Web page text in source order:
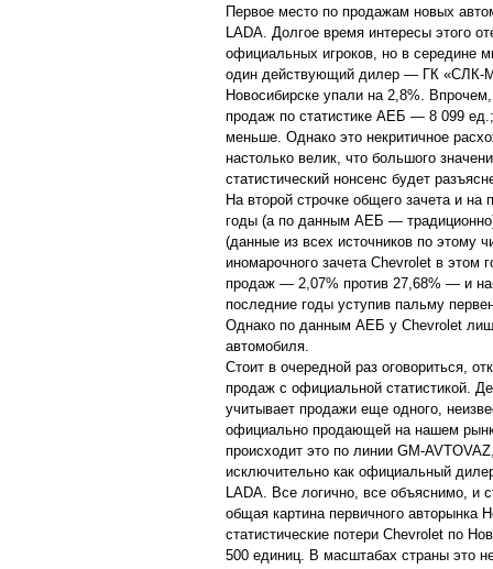
Первое место по продажам новых
LADA. Долгое время интересы этого
официальных игроков, но в середине
один действующий дилер — ГК «СЛК-
Новосибирске упали на 2,8%.
продаж по статистике АЕБ — 8 099
меньше. Однако это некритичное
настолько велик, что большого
статистический нонсенс будет
На второй строчке общего зачета и
годы (а по данным АЕБ —
(данные из всех источников по этому
иномарочного зачета Chevrolet в этом
продаж — 2,07% против 27,68% — и
последние годы уступив пальму
Однако по данным АЕБ у Chevrolet
автомобиля.
Стоит в очередной раз оговориться,
продаж с официальной статистикой.
учитывает продажи еще одного,
официально продающей на нашем
происходит это по линии GM-
исключительно как официальный
LADA. Все логично, все объяснимо, и
общая картина первичного авторынка
статистические потери Chevrolet по
500 единиц. В масштабах страны это